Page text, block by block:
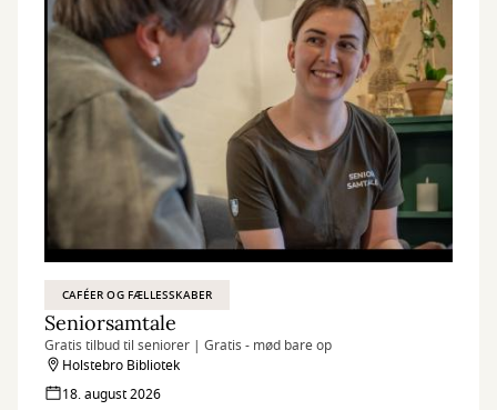
CAFÉER OG FÆLLESSKABER
Seniorsamtale
Gratis tilbud til seniorer | Gratis - mød bare op
Holstebro Bibliotek
18. august 2026